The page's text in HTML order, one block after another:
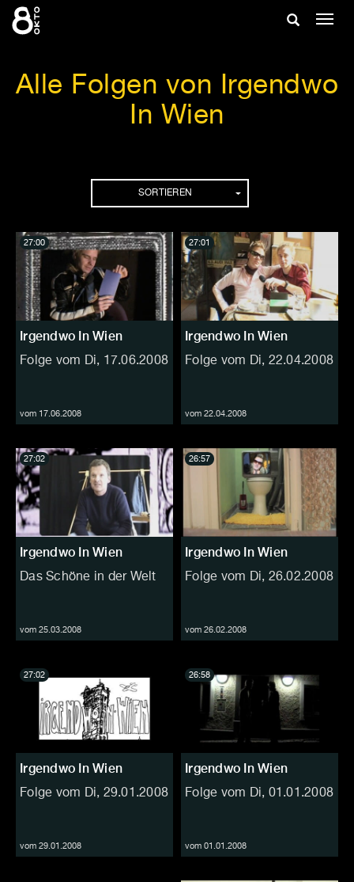
Zum
Inhalt
Suche
Alle Folgen von Irgendwo
In Wien
SORTIEREN
Irgendwo In Wien
Folge vom Di, 17.06.2008
vom 17.06.2008
27:00
Irgendwo In Wien
Folge vom Di, 22.04.2008
vom 22.04.2008
27:01
Irgendwo In Wien
Das Schöne in der Welt
vom 25.03.2008
27:02
Irgendwo In Wien
Folge vom Di, 26.02.2008
vom 26.02.2008
26:57
Irgendwo In Wien
Folge vom Di, 29.01.2008
vom 29.01.2008
27:02
Irgendwo In Wien
Folge vom Di, 01.01.2008
vom 01.01.2008
26:58